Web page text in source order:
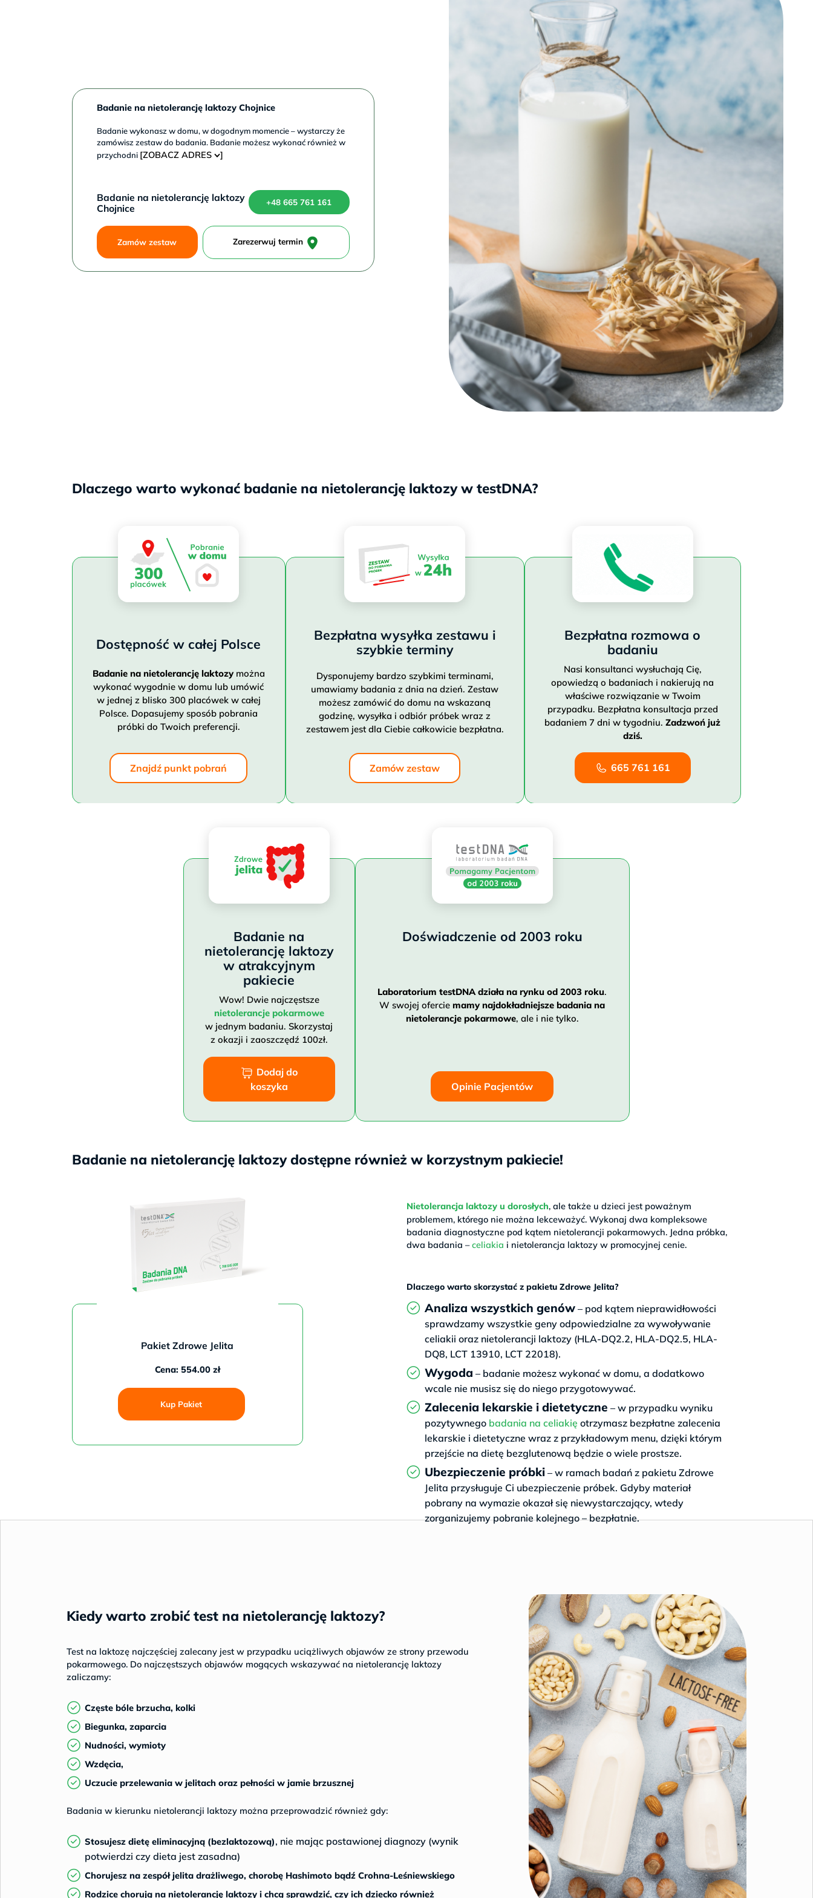
Badanie na nietolerancję laktozy Chojnice
Badanie wykonasz w domu, w dogodnym momencie – wystarczy że
zamówisz zestaw do badania. Badanie możesz wykonać również w
przychodni [ZOBACZ ADRES ]
+48 665 761 161
Badanie na nietolerancję laktozy
Chojnice
Zarezerwuj termin
Zamów zestaw
Dlaczego warto wykonać badanie na nietolerancję laktozy w testDNA?
Dostępność w całej Polsce
Badanie na nietolerancję laktozymożna
wykonać wygodnie w domu lub umówić
w jednej z blisko 300 placówek w całej
Polsce. Dopasujemy sposób pobrania
próbki do Twoich preferencji.
Znajdź punkt pobrań
Bezpłatna wysyłka zestawu i
szybkie terminy
Dysponujemy bardzo szybkimi terminami,
umawiamy badania z dnia na dzień. Zestaw
możesz zamówić do domu na wskazaną
godzinę, wysyłka i odbiór próbek wraz z
zestawem jest dla Ciebie całkowicie bezpłatna.
Zamów zestaw
Bezpłatna rozmowa o
badaniu
Nasi konsultanci wysłuchają Cię,
opowiedzą o badaniach i nakierują na
właściwe rozwiązanie w Twoim
przypadku. Bezpłatna konsultacja przed
badaniem 7 dni w tygodniu.Zadzwoń już
dziś.
665 761 161
Badanie na
nietolerancję laktozy
w atrakcyjnym
pakiecie
Wow! Dwie najczęstsze
nietolerancje pokarmowe
w jednym badaniu. Skorzystaj
z okazji i zaoszczędź 100zł.
Dodaj do
koszyka
Doświadczenie od 2003 roku
Laboratorium testDNA działa na rynku od 2003 roku.
W swojej oferciemamy najdokładniejsze badania na
nietolerancje pokarmowe, ale i nie tylko.
Opinie Pacjentów
Badanie na nietolerancję laktozy dostępne również w korzystnym pakiecie!
Pakiet Zdrowe Jelita
Cena: 554.00 zł
Kup Pakiet
Nietolerancja laktozy u dorosłych, ale także u dzieci jest poważnym
problemem, którego nie można lekceważyć. Wykonaj dwa kompleksowe
badania diagnostyczne pod kątem nietolerancji pokarmowych. Jedna próbka,
dwa badania –celiakia i nietolerancja laktozy w promocyjnej cenie.
Dlaczego warto skorzystać z pakietu Zdrowe Jelita?
Analiza wszystkich genów – pod kątem nieprawidłowości
sprawdzamy wszystkie geny odpowiedzialne za wywoływanie
celiakii oraz nietolerancji laktozy (HLA-DQ2.2, HLA-DQ2.5, HLA-
DQ8, LCT 13910, LCT 22018).
Wygoda – badanie możesz wykonać w domu, a dodatkowo
wcale nie musisz się do niego przygotowywać.
Zalecenia lekarskie i dietetyczne – w przypadku wyniku
pozytywnego badania na celiakię otrzymasz bezpłatne zalecenia
lekarskie i dietetyczne wraz z przykładowym menu, dzięki którym
przejście na dietę bezglutenową będzie o wiele prostsze.
Ubezpieczenie próbki – w ramach badań z pakietu Zdrowe
Jelita przysługuje Ci ubezpieczenie próbek. Gdyby materiał
pobrany na wymazie okazał się niewystarczający, wtedy
zorganizujemy pobranie kolejnego – bezpłatnie.
Kiedy warto zrobić test na nietolerancję laktozy?
Test na laktozę najczęściej zalecany jest w przypadku uciążliwych objawów ze strony przewodu
pokarmowego. Do najczęstszych objawów mogących wskazywać na nietolerancję laktozy
zaliczamy:
Częste bóle brzucha, kolki
Biegunka, zaparcia
Nudności, wymioty
Wzdęcia,
Uczucie przelewania w jelitach oraz pełności w jamie brzusznej
Badania w kierunku nietolerancji laktozy można przeprowadzić również gdy:
Stosujesz dietę eliminacyjną (bezlaktozową), nie mając postawionej diagnozy (wynik
potwierdzi czy dieta jest zasadna)
Chorujesz na zespół jelita drażliwego, chorobę Hashimoto bądź Crohna-Leśniewskiego
Rodzice chorują na nietolerancję laktozy i chcą sprawdzić, czy ich dziecko również